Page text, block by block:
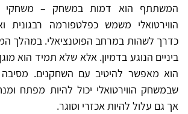
המשתתף הוא דמות במשחק – משחקי
הווירטואלי משמש כפלטפורמה רבגונית
כדרך לשהות במרחב הפוטנציאלי. במהלך
ביניים הנוגע בדמיון. אלא שלא תמיד הוא
הוא מאפשר להיטיב עם השחקנים. מסיבה
שבמשחק הווירטואלי יכול להיות מפתח
אך גם עלול להיות אכזרי וסוגר.